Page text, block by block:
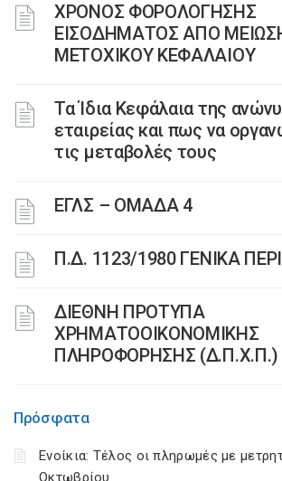
ΧΡΟΝΟΣ ΦΟΡΟΛΟΓΗΣΗΣ
ΕΙΣΟΔΗΜΑΤΟΣ ΑΠΟ
ΜΕΤΟΧΙΚΟΥ ΚΕΦΑΛΑΙΟΥ
Τα Ίδια Κεφάλαια της
εταιρείας και πως να
τις μεταβολές τους
ΕΓΛΣ – ΟΜΑΔΑ 4
Π.Δ. 1123/1980 ΓΕΝΙΚΑ
ΔΙΕΘΝΗ ΠΡΟΤΥΠΑ
ΧΡΗΜΑΤΟΟΙΚΟΝΟΜΙΚΗΣ
ΠΛΗΡΟΦΟΡΗΣΗΣ (Δ.Π.Χ.Π.)
Πρόσφατα
Ενοίκια: Τέλος οι πληρωμές με
Οκτωβρίου